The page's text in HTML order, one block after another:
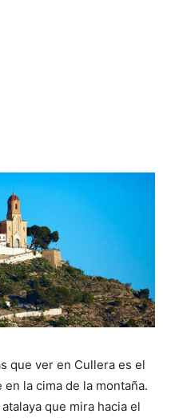
que ver en Cullera es el
la cima de la montaña.
que mira hacia el